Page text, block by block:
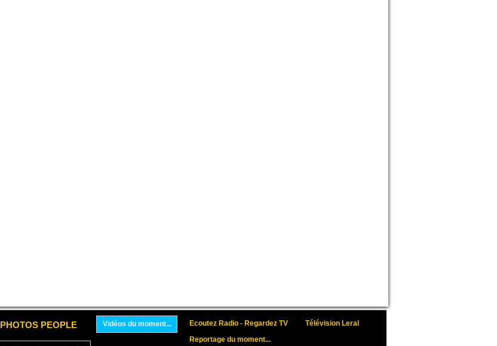
PHOTOS PEOPLE Vidéos du moment... Ecoutez Radio - Regardez TV
Télévision Leral
Reportage du moment...